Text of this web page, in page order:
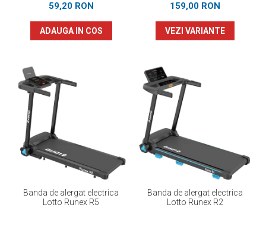
59,20 RON
ADAUGA IN COS
159,00 RON
VEZI VARIANTE
Banda de alergat electrica
Lotto Runex R5
Banda de alergat electrica
Lotto Runex R2